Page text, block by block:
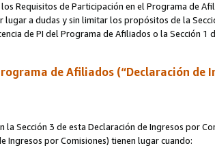
Requisitos de Participación en el Programa de
a dudas y sin limitar los propósitos de la
de PI del Programa de Afiliados o la Sección
de Afiliados (“Declaración de
Sección 3 de esta Declaración de Ingresos por
Ingresos por Comisiones) tienen lugar cuando: